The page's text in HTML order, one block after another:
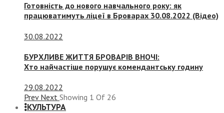
Готовність до нового навчального року: як
працюватимуть ліцеї в Броварах 30.08.2022 (Відео)
30.08.2022
БУРХЛИВЕ ЖИТТЯ БРОВАРІВ ВНОЧІ:
Хто найчастіше порушує комендантську годину
29.08.2022
Prev Next Showing 1 Of 26
КУЛЬТУРА